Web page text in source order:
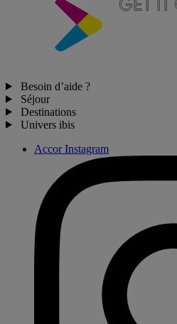
Besoin d’aide ?
Séjour
Destinations
Univers ibis
Accor Instagram